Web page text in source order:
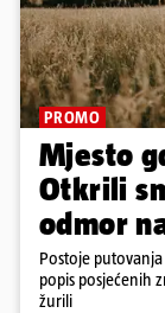
PROMO
Mjesto
Otkrili
odmor
Postoje
popis posjećenih
žurili